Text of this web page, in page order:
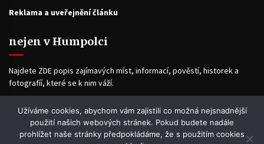
Reklama a uveřejnění článku
nejen v Humpolci
Najdete ZDE popis zajímavých míst, informací, pověstí, historek a
fotografíí, které se k nim váží.
Facebook
Užíváme cookies, abychom vám zajistili co možná nejsnadnější
použití našich webových stránek. Pokud budete nadále
prohlížet naše stránky předpokládáme, že s použitím cookies